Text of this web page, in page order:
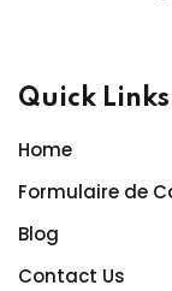
Quick Links
Home
Formulaire de
Blog
Contact Us